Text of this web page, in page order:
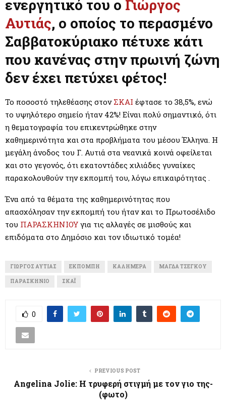
E
N
U
ενεργητικό του ο Γιώργος
Αυτιάς, ο οποίος το περασμένο
Σαββατοκύριακο πέτυχε κάτι
που κανένας στην πρωινή ζώνη
δεν έχει πετύχει φέτος!
Το ποσοστό τηλεθέασης στον ΣΚΑΙ έφτασε το 38,5%, ενώ
το υψηλότερο σημείο ήταν 42%! Είναι πολύ σημαντικό, ότι
η θεματογραφία του επικεντρώθηκε στην
καθημερινότητα και στα προβλήματα του μέσου Έλληνα. Η
μεγάλη άνοδος του Γ. Αυτιά στα νεανικά κοινά οφείλεται
και στο γεγονός, ότι εκατοντάδες χιλιάδες γυναίκες
παρακολουθούν την εκπομπή του, λόγω επικαιρότητας .
Ένα από τα θέματα της καθημερινότητας που
απασχόλησαν την εκπομπή του ήταν και το Πρωτοσέλιδο
του ΠΑΡΑΣΚΗΝΙΟΥ για τις αλλαγές σε μισθούς και
επιδόματα στο Δημόσιο και τον ιδιωτικό τομέα!
ΓΙΏΡΓΟΣ ΑΥΤΙΆΣ ΕΚΠΟΜΠΉ ΚΑΛΗΜΈΡΑ ΜΆΓΔΑ ΤΣΈΓΚΟΥ
ΠΑΡΑΣΚΉΝΙΟ ΣΚΑΪ
0
PREVIOUS POST
Angelina Jolie: Η τρυφερή στιγμή με τον γιο της-
(φωτο)